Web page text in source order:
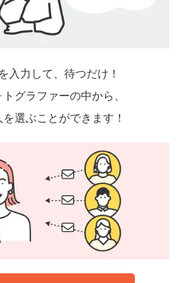
入力して、待つだけ！
グラファーの中から、
選ぶことができます！